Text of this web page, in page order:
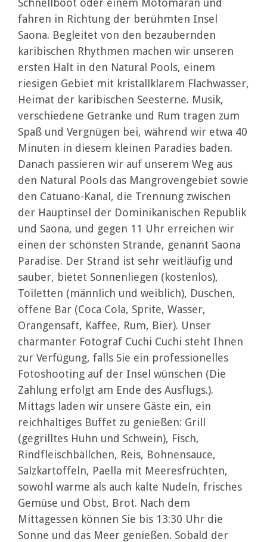
Schnellboot oder einem Motomaran und
fahren in Richtung der berühmten Insel
Saona. Begleitet von den bezaubernden
karibischen Rhythmen machen wir unseren
ersten Halt in den Natural Pools, einem
riesigen Gebiet mit kristallklarem Flachwasser,
Heimat der karibischen Seesterne. Musik,
verschiedene Getränke und Rum tragen zum
Spaß und Vergnügen bei, während wir etwa 40
Minuten in diesem kleinen Paradies baden.
Danach passieren wir auf unserem Weg aus
den Natural Pools das Mangrovengebiet sowie
den Catuano-Kanal, die Trennung zwischen
der Hauptinsel der Dominikanischen Republik
und Saona, und gegen 11 Uhr erreichen wir
einen der schönsten Strände, genannt Saona
Paradise. Der Strand ist sehr weitläufig und
sauber, bietet Sonnenliegen (kostenlos),
Toiletten (männlich und weiblich), Duschen,
offene Bar (Coca Cola, Sprite, Wasser,
Orangensaft, Kaffee, Rum, Bier). Unser
charmanter Fotograf Cuchi Cuchi steht Ihnen
zur Verfügung, falls Sie ein professionelles
Fotoshooting auf der Insel wünschen (Die
Zahlung erfolgt am Ende des Ausflugs.).
Mittags laden wir unsere Gäste ein, ein
reichhaltiges Buffet zu genießen: Grill
(gegrilltes Huhn und Schwein), Fisch,
Rindfleischbällchen, Reis, Bohnensauce,
Salzkartoffeln, Paella mit Meeresfrüchten,
sowohl warme als auch kalte Nudeln, frisches
Gemüse und Obst, Brot. Nach dem
Mittagessen können Sie bis 13:30 Uhr die
Sonne und das Meer genießen. Sobald der